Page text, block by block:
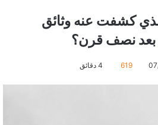
كشفت عنه وثائق
بعد نصف قرن؟
619